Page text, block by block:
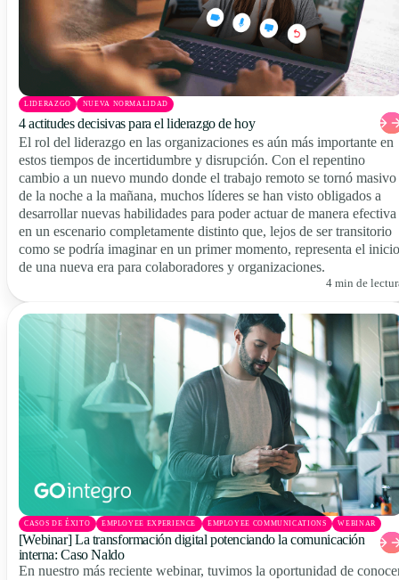
LIDERAZGO NUEVA NORMALIDAD
4 actitudes decisivas para el liderazgo de hoy
El rol del liderazgo en las organizaciones es aún más importante en
estos tiempos de incertidumbre y disrupción. Con el repentino
cambio a un nuevo mundo donde el trabajo remoto se tornó masivo
de la noche a la mañana, muchos líderes se han visto obligados a
desarrollar nuevas habilidades para poder actuar de manera efectiva
en un escenario completamente distinto que, lejos de ser transitorio
como se podría imaginar en un primer momento, representa el inicio
de una nueva era para colaboradores y organizaciones.
4 min de
CASOS DE ÉXITO EMPLOYEE EXPERIENCE EMPLOYEE COMMUNICATIONS WEBINAR
[Webinar] La transformación digital potenciando la comunicación
interna: Caso Naldo
En nuestro más reciente webinar, tuvimos la oportunidad de